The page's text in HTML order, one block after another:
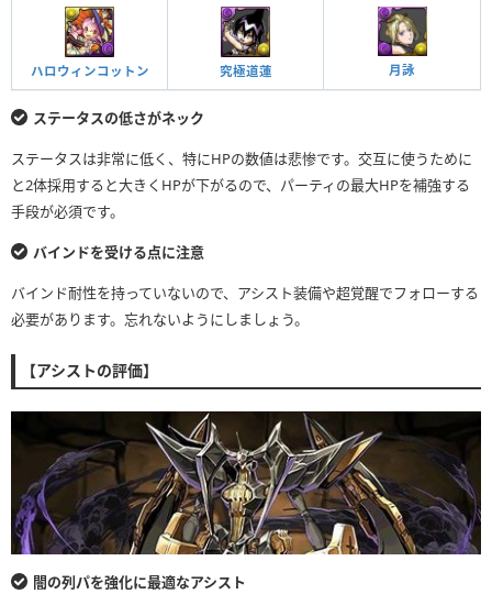
ハロウィンコットン 究極道蓮 月詠
ステータスの低さがネック
ステータスは非常に低く、特にHPの数値は悲惨です。交互に使うために
と2体採用すると大きくHPが下がるので、パーティの最大HPを補強する
手段が必須です。
バインドを受ける点に注意
バインド耐性を持っていないので、アシスト装備や超覚醒でフォローする
必要があります。忘れないようにしましょう。
【アシストの評価】
闇の列パを強化に最適なアシスト